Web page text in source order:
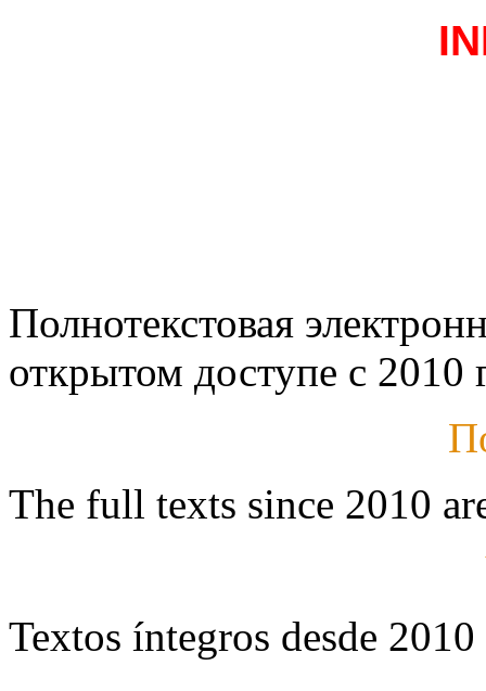
Полнотекстовая
открытом доступе с 2010
The full texts since 2010
Textos íntegros desde